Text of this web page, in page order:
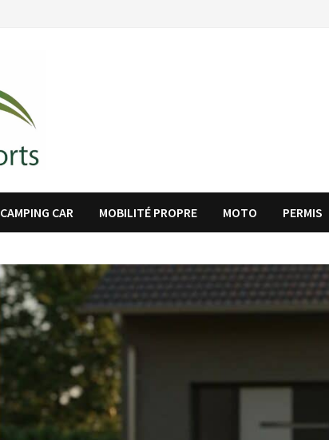
CAMPING CAR MOBILITÉ PROPRE MOTO PERMIS